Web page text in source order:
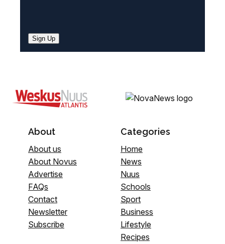
Sign Up
About
About us
About Novus
Advertise
FAQs
Contact
Newsletter
Subscribe
Categories
Home
News
Nuus
Schools
Sport
Business
Lifestyle
Recipes